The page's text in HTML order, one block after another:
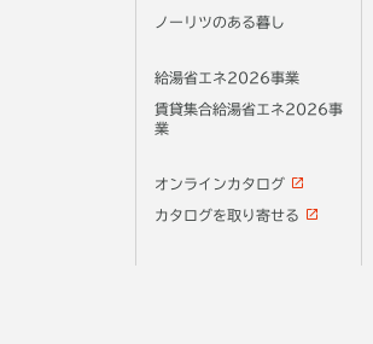
ノーリツのある暮し
給湯省エネ2026事業
賃貸集合給湯省エネ2026事
業
オンラインカタログ
カタログを取り寄せる